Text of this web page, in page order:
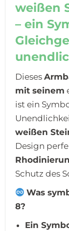
weißen
– ein
Dieses
mit seinem
ist ein
weißen
Design
Schutz des
Was
8?
Ein